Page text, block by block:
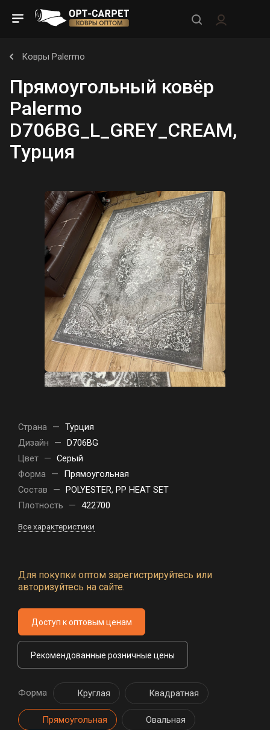
Ковры Palermo
Прямоугольный ковёр
Palermo
D706BG_L_GREY_CREAM,
Турция
Страна — Турция
Дизайн
— D706BG
Цвет — Серый
Форма —
Прямоугольная
Состав
— POLYESTER, PP HEAT SET
Плотность
— 422700
Все характеристики
Для покупки оптом зарегистрируйтесь или
авторизуйтесь на сайте.
Доступ к оптовым ценам
Рекомендованные розничные цены
Форма Круглая Квадратная
Прямоугольная Овальная